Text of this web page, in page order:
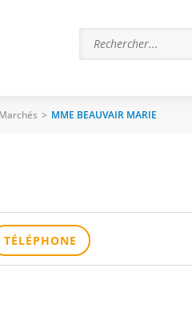
> MME BEAUVAIR MARIE
TÉLÉPHONE